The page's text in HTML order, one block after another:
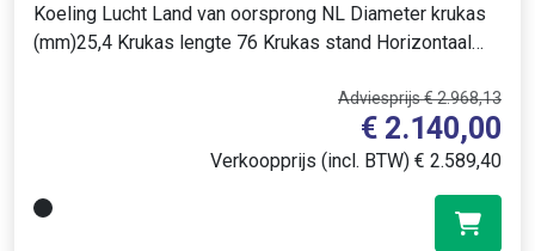
Koeling Lucht Land van oorsprong NL Diameter krukas
(mm)25,4 Krukas lengte 76 Krukas stand Horizontaal
Adviesprijs € 2.968,13
€ 2.140,00
Verkoopprijs (incl. BTW) € 2.589,40